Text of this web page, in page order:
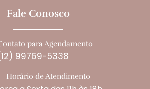
Fale Conosco
para Agendamento
99769-5338
Horário de Atendimento